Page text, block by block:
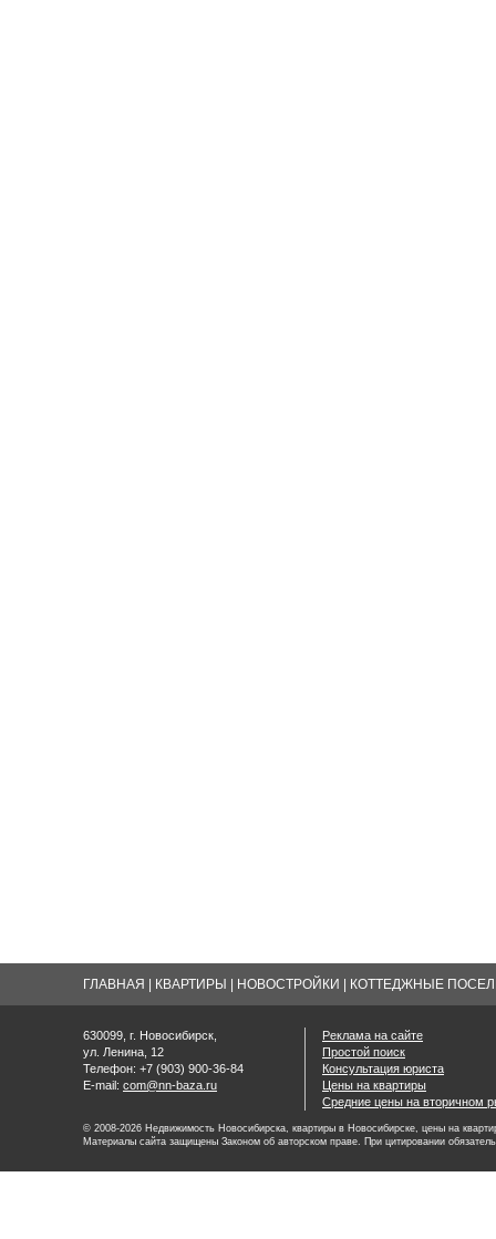
ГЛАВНАЯ КВАРТИРЫ НОВОСТРОЙКИ КОТТЕДЖНЫЕ
630099, г. Новосибирск,
ул. Ленина, 12
Телефон: +7 (903) 900-36-84
E-mail: com@nn-baza.ru
Реклама на сайте
Простой поиск
Консультация юриста
Цены на квартиры
Средние цены на вторичном
© 2008-2026 Недвижимость Новосибирска, квартиры в Новосибирске, цены на
Материалы сайта защищены Законом об авторском праве. При цитировании